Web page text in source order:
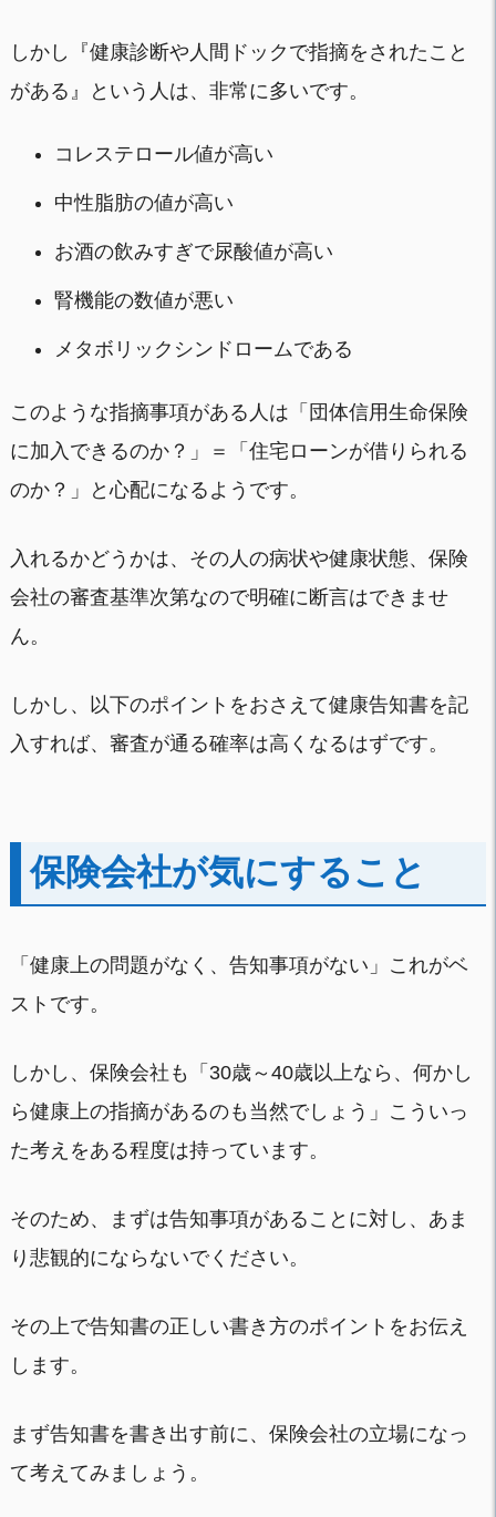
しかし『健康診断や人間ドックで指摘をされたこと
がある』という人は、非常に多いです。
コレステロール値が高い
中性脂肪の値が高い
お酒の飲みすぎで尿酸値が高い
腎機能の数値が悪い
メタボリックシンドロームである
このような指摘事項がある人は「団体信用生命保険
に加入できるのか？」＝「住宅ローンが借りられる
のか？」と心配になるようです。
入れるかどうかは、その人の病状や健康状態、保険
会社の審査基準次第なので明確に断言はできませ
ん。
しかし、以下のポイントをおさえて健康告知書を記
入すれば、審査が通る確率は高くなるはずです。
保険会社が気にすること
「健康上の問題がなく、告知事項がない」これがベ
ストです。
しかし、保険会社も「30歳～40歳以上なら、何かし
ら健康上の指摘があるのも当然でしょう」こういっ
た考えをある程度は持っています。
そのため、まずは告知事項があることに対し、あま
り悲観的にならないでください。
その上で告知書の正しい書き方のポイントをお伝え
します。
まず告知書を書き出す前に、保険会社の立場になっ
て考えてみましょう。